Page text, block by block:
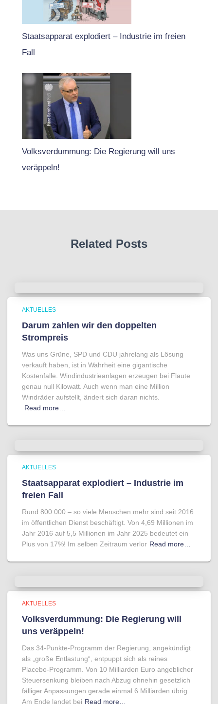
Staatsapparat explodiert – Industrie im freien
Fall
Volksverdummung: Die Regierung will uns
veräppeln!
Related Posts
AKTUELLES
Darum zahlen wir den doppelten
Strompreis
Was uns Grüne, SPD und CDU jahrelang als Lösung
verkauft haben, ist in Wahrheit eine gigantische
Kostenfalle. Windindustrieanlagen erzeugen bei Flaute
genau null Kilowatt. Auch wenn man eine Million
Windräder aufstellt, ändert sich daran nichts.
Read more…
AKTUELLES
Staatsapparat explodiert – Industrie im
freien Fall
Rund 800.000 – so viele Menschen mehr sind seit 2016
im öffentlichen Dienst beschäftigt. Von 4,69 Millionen im
Jahr 2016 auf 5,5 Millionen im Jahr 2025 bedeutet ein
Plus von 17%! Im selben Zeitraum verlor Read more…
AKTUELLES
Volksverdummung: Die Regierung will
uns veräppeln!
Das 34-Punkte-Programm der Regierung, angekündigt
als „große Entlastung“, entpuppt sich als reines
Placebo-Programm. Von 10 Milliarden Euro angeblicher
Steuersenkung bleiben nach Abzug ohnehin gesetzlich
fälliger Anpassungen gerade einmal 6 Milliarden übrig.
Am Ende landet bei Read more…